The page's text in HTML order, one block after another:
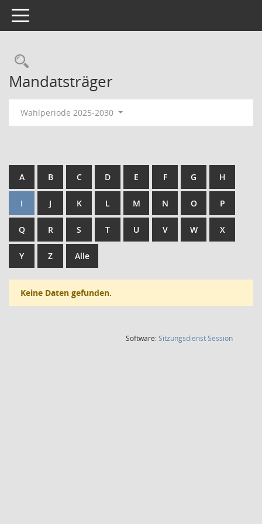
Toggle navigation
Rechercheauswahl
Mandatsträger
Wahlperiode 2025-2030
A B C D E F G H
I J K L M N O P
Q R S T U V W X
Y Z Alle
Keine Daten gefunden.
Software:SitzungsdienstSession(Wird in